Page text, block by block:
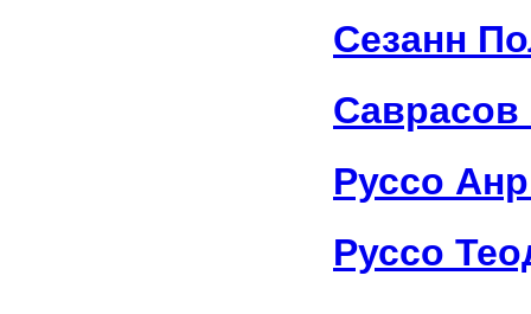
Сезанн
Саврасов
Руссо
Руссо